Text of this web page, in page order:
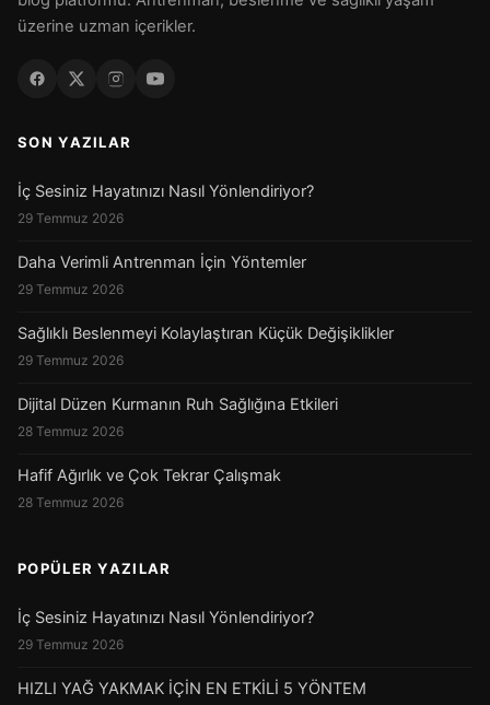
üzerine uzman içerikler.
SON YAZILAR
İç Sesiniz Hayatınızı Nasıl Yönlendiriyor?
29 Temmuz 2026
Daha Verimli Antrenman İçin Yöntemler
29 Temmuz 2026
Sağlıklı Beslenmeyi Kolaylaştıran Küçük Değişiklikler
29 Temmuz 2026
Dijital Düzen Kurmanın Ruh Sağlığına Etkileri
28 Temmuz 2026
Hafif Ağırlık ve Çok Tekrar Çalışmak
28 Temmuz 2026
POPÜLER YAZILAR
İç Sesiniz Hayatınızı Nasıl Yönlendiriyor?
29 Temmuz 2026
HIZLI YAĞ YAKMAK İÇİN EN ETKİLİ 5 YÖNTEM